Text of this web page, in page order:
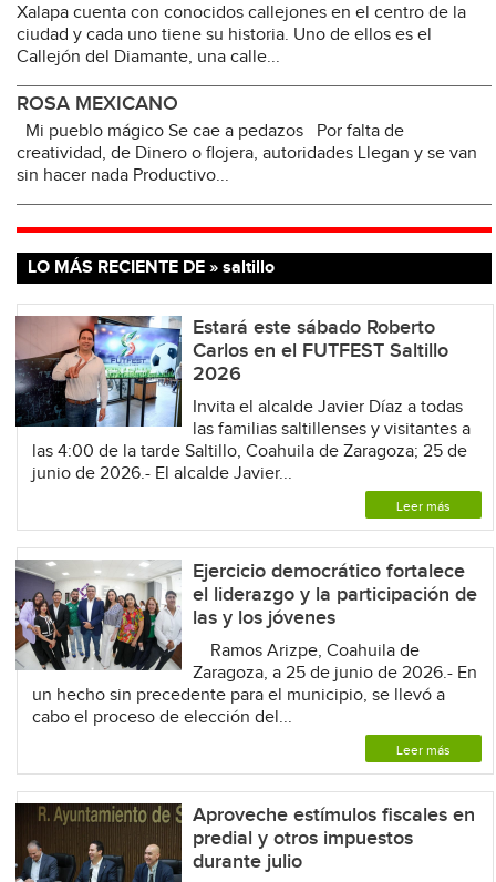
Xalapa cuenta con conocidos callejones en el centro de la
ciudad y cada uno tiene su historia. Uno de ellos es el
Callejón del Diamante, una calle...
ROSA MEXICANO
Mi pueblo mágico Se cae a pedazos Por falta de
creatividad, de Dinero o flojera, autoridades Llegan y se van
sin hacer nada Productivo...
LO MÁS RECIENTE DE » saltillo
Estará este sábado Roberto
Carlos en el FUTFEST Saltillo
2026
Invita el alcalde Javier Díaz a todas
las familias saltillenses y visitantes a
las 4:00 de la tarde Saltillo, Coahuila de Zaragoza; 25 de
junio de 2026.- El alcalde Javier...
Leer más
Ejercicio democrático fortalece
el liderazgo y la participación de
las y los jóvenes
Ramos Arizpe, Coahuila de
Zaragoza, a 25 de junio de 2026.- En
un hecho sin precedente para el municipio, se llevó a
cabo el proceso de elección del...
Leer más
Aproveche estímulos fiscales en
predial y otros impuestos
durante julio